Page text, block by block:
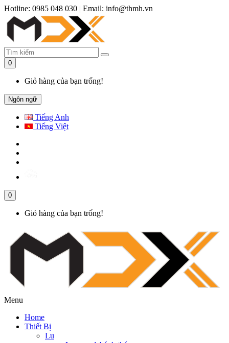
Hotline: 0985 048 030 | Email: info@thmh.vn
0
Giỏ hàng của bạn trống!
Ngôn ngữ
Tiếng Anh
Tiếng Việt
0
Giỏ hàng của bạn trống!
Menu
Home
Thiết Bị
Lu